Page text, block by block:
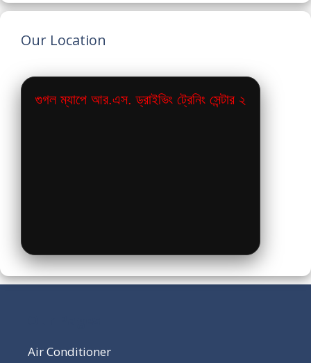
Our Location
গুগল ম্যাপে আর.এস. ড্রাইভিং ট্রেনিং সেন্টার ২
Air Conditioner